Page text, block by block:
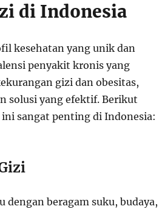
di Indonesia
kesehatan yang unik dan
penyakit kronis yang
gizi dan obesitas,
solusi yang efektif. Berikut
ini sangat penting di Indonesia:
dengan beragam suku, budaya,